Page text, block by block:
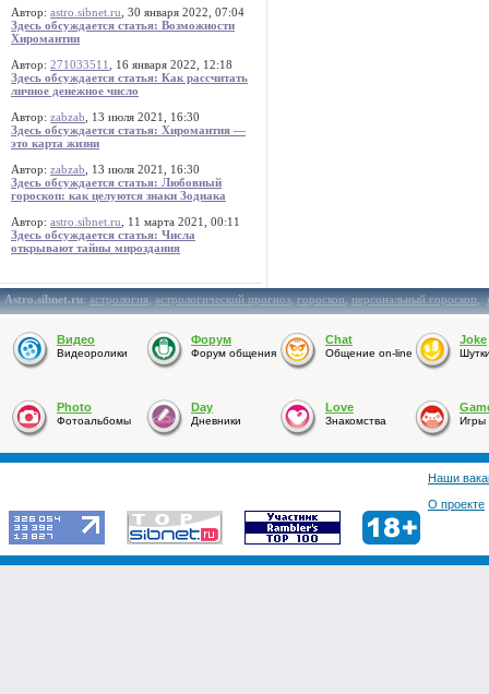
Автор: astro.sibnet.ru , 30 января 2022, 07:04
Здесь обсуждается статья: Возможности
Хиромантии
Автор: 271033511
, 16 января 2022, 12:18
Здесь обсуждается статья: Как рассчитать
личное денежное число
Автор: zabzab , 13 июля 2021, 16:30
Здесь обсуждается статья: Хиромантия —
это карта жизни
Автор: zabzab , 13 июля 2021, 16:30
Здесь обсуждается статья: Любовный
гороскоп: как целуются знаки Зодиака
Автор: astro.sibnet.ru , 11 марта 2021, 00:11
Здесь обсуждается статья: Числа
открывают тайны мироздания
Astro.sibnet.ru:астрология,астрологический прогноз,гороскоп,персональный гороскоп,
Видео
Видеоролики
Форум
Форум общения
Chat
Общение on-line
Joke
Photo
Фотоальбомы
Day
Дневники
Love
Знакомства Игры
Наши
О проекте